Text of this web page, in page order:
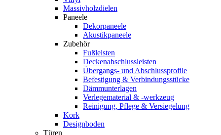
Massivholzdielen
Paneele
Dekorpaneele
Akustikpaneele
Zubehör
Fußleisten
Deckenabschlussleisten
Übergangs- und Abschlussprofile
Befestigung & Verbindungsstücke
Dämmunterlagen
Verlegematerial & -werkzeug
Reinigung, Pflege & Versiegelung
Kork
Designboden
Türen